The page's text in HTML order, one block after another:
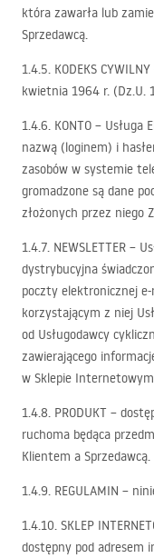
która zawarła lub
Sprzedawcą.
1.4.5. KODEKS CYWILNY
kwietnia 1964 r. (Dz.U.
1.4.6. KONTO – Usługa
nazwą (loginem) i
zasobów w systemie
gromadzone są dane
złożonych przez niego
1.4.7. NEWSLETTER –
dystrybucyjna
poczty elektronicznej
korzystającym z niej
od Usługodawcy
zawierającego
w Sklepie
1.4.8. PRODUKT –
ruchoma będąca
Klientem a Sprzedawcą.
1.4.9. REGULAMIN –
1.4.10. SKLEP
dostępny pod